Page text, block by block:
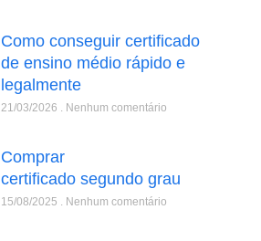
Como conseguir certificado
de ensino médio rápido e
legalmente
21/03/2026 Nenhum comentário
Comprar
certificado segundo grau
15/08/2025 Nenhum comentário